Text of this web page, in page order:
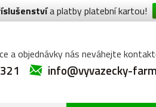
a platby platební kartou!
a objednávky nás neváhejte
info@vyvazecky-